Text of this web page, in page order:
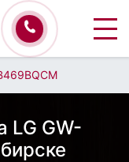
LG GW-